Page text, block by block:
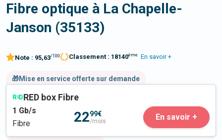
Fibre optique à La Chapelle-
Janson (35133)
Note : 95,63/100 Classement : 18140ème En savoir +
🎁Mise en service offerte sur demande
RED box Fibre
1 Gb/s
Fibre
2299€
/mois En savoir +